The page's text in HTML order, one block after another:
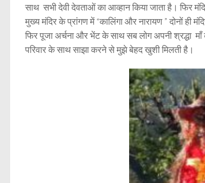
साथ सभी देवी देवताओं का आव्हान किया जाता है। फिर
मुख्य मंदिर के प्रांगण में“कालिंगा और नारायण ”दोनों ही
फिर पूजा अर्चना और भेंट के साथ सब लोग अपनी श्रद्धा
परिवार के साथ साझा करने से मुझे बेहद खुशी मिलती है।